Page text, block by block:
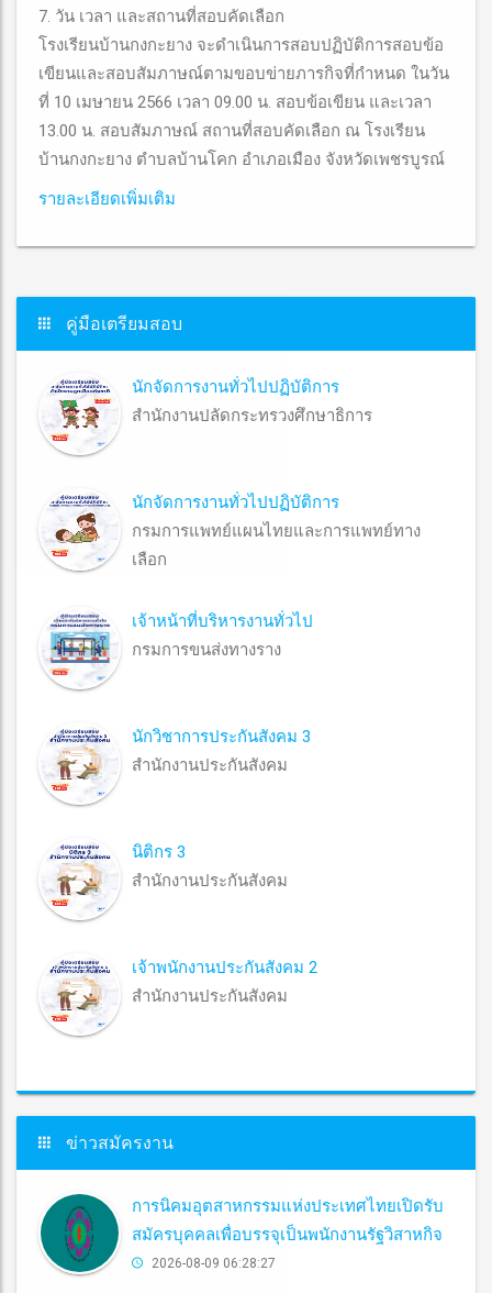
7. วัน เวลา และสถานที่สอบคัดเลือก
โรงเรียนบ้านกงกะยาง จะดำเนินการสอบปฏิบัติการสอบข้อ
เขียนและสอบสัมภาษณ์ตามขอบข่ายภารกิจที่กำหนด ในวัน
ที่ 10 เมษายน 2566 เวลา 09.00 น. สอบข้อเขียน และเวลา
13.00 น. สอบสัมภาษณ์ สถานที่สอบคัดเลือก ณ โรงเรียน
บ้านกงกะยาง ตำบลบ้านโคก อำเภอเมือง จังหวัดเพชรบูรณ์
รายละเอียดเพิ่มเติม
คู่มือเตรียมสอบ
นักจัดการงานทั่วไปปฏิบัติการ
สำนักงานปลัดกระทรวงศึกษาธิการ
นักจัดการงานทั่วไปปฏิบัติการ
กรมการแพทย์แผนไทยและการแพทย์ทาง
เลือก
เจ้าหน้าที่บริหารงานทั่วไป
กรมการขนส่งทางราง
นักวิชาการประกันสังคม 3
สำนักงานประกันสังคม
นิติกร 3
สำนักงานประกันสังคม
เจ้าพนักงานประกันสังคม 2
สำนักงานประกันสังคม
ข่าวสมัครงาน
การนิคมอุตสาหกรรมแห่งประเทศไทยเปิดรับ
สมัครบุคคลเพื่อบรรจุเป็นพนักงานรัฐวิสาหกิจ
2026-08-09 06:28:27